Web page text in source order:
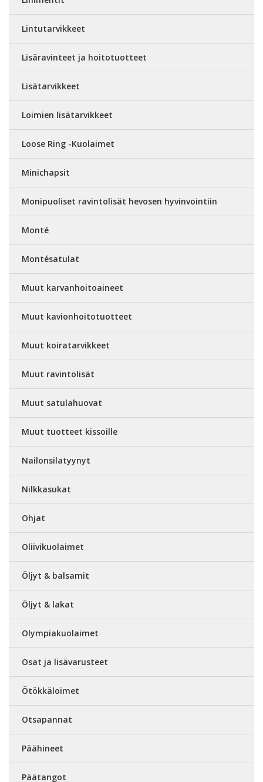
Lintutarvikkeet
Lisäravinteet ja hoitotuotteet
Lisätarvikkeet
Loimien lisätarvikkeet
Loose Ring -Kuolaimet
Minichapsit
Monipuoliset ravintolisät hevosen hyvinvointiin
Monté
Montésatulat
Muut karvanhoitoaineet
Muut kavionhoitotuotteet
Muut koiratarvikkeet
Muut ravintolisät
Muut satulahuovat
Muut tuotteet kissoille
Nailonsilatyynyt
Nilkkasukat
Ohjat
Oliivikuolaimet
Öljyt & balsamit
Öljyt & lakat
Olympiakuolaimet
Osat ja lisävarusteet
Ötökkäloimet
Otsapannat
Päähineet
Päätangot